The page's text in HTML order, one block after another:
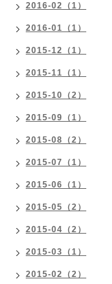
2016-02（1）
2016-01（1）
2015-12（1）
2015-11（1）
2015-10（2）
2015-09（1）
2015-08（2）
2015-07（1）
2015-06（1）
2015-05（2）
2015-04（2）
2015-03（1）
2015-02（2）